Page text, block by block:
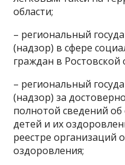
области;
– региональный
(надзор) в сфере
граждан в Ростовской
– региональный
(надзор) за
полнотой сведений
детей и их
реестре организаций
оздоровления;